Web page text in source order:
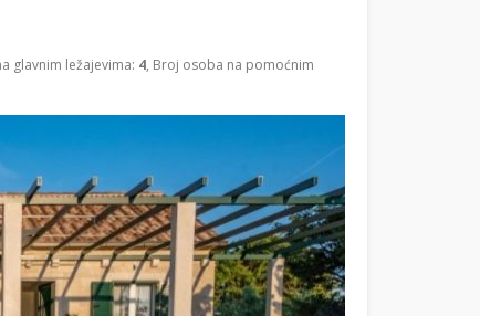
glavnim ležajevima: 4, Broj osoba na pomoćnim